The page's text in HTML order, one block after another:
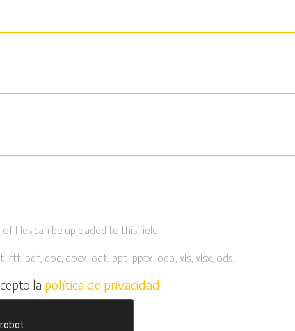
files can be uploaded to this field.
rtf, pdf, doc, docx, odt, ppt, pptx, odp, xls, xlsx, ods.
la política de privacidad